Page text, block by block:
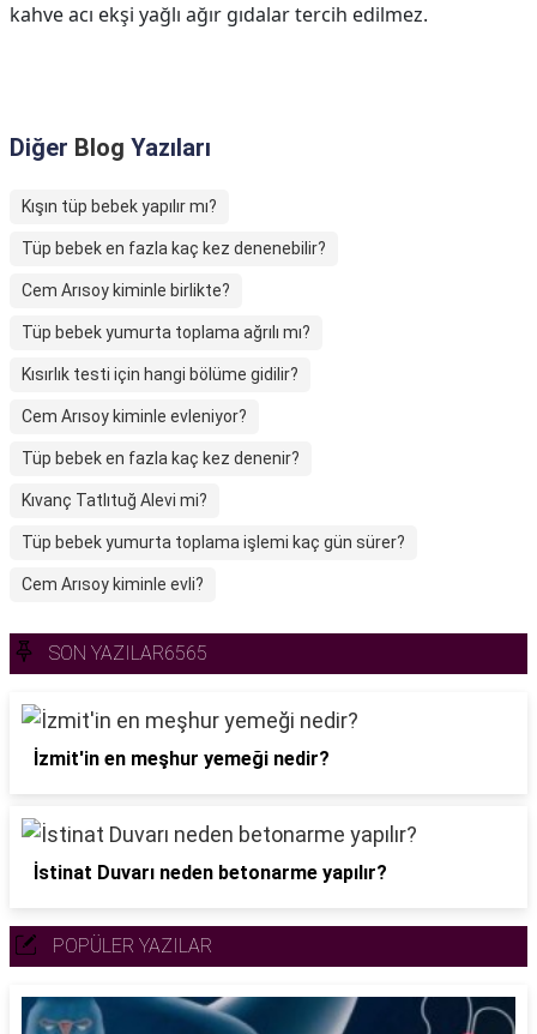
kahve acı ekşi yağlı ağır gıdalar tercih edilmez.
Diğer Blog Yazıları
Kışın tüp bebek yapılır mı?
Tüp bebek en fazla kaç kez denenebilir?
Cem Arısoy kiminle birlikte?
Tüp bebek yumurta toplama ağrılı mı?
Kısırlık testi için hangi bölüme gidilir?
Cem Arısoy kiminle evleniyor?
Tüp bebek en fazla kaç kez denenir?
Kıvanç Tatlıtuğ Alevi mi?
Tüp bebek yumurta toplama işlemi kaç gün sürer?
Cem Arısoy kiminle evli?
SON YAZILAR6565
İzmit'in en meşhur yemeği nedir?
İstinat Duvarı neden betonarme yapılır?
POPÜLER YAZILAR